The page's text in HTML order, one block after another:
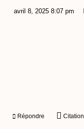
avril 8, 2025 8:07 pm
Répondre Citation